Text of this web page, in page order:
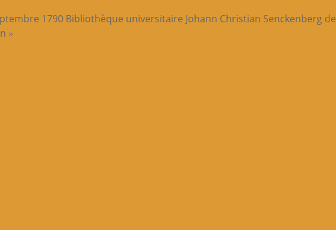
1790 Bibliothèque universitaire Johann Christian Senckenberg de
»